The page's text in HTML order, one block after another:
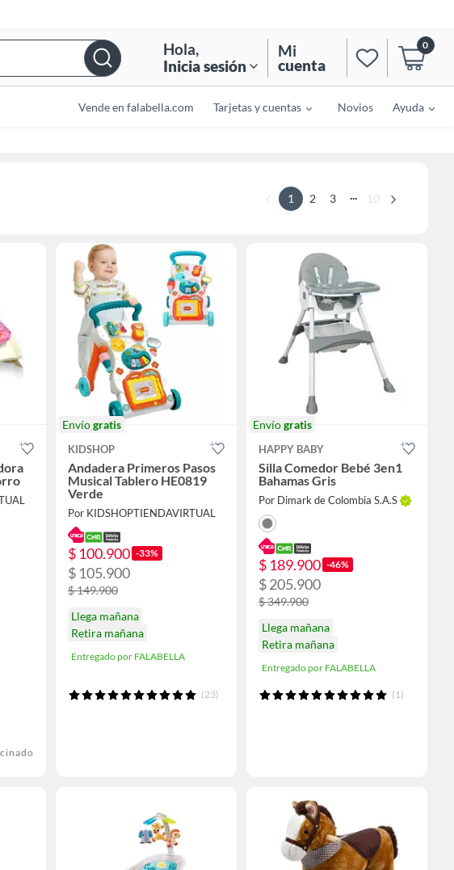
Hola,
Inicia sesión
Mi
cuenta
0
Vende en falabella.com Tarjetas y cuentas Novios Ayuda
1 2 3 ... 10
Envíogratis
KIDSHOP
Andadera Primeros Pasos
Musical Tablero HE0819
Verde
Por KIDSHOPTIENDAVIRTUAL
$ 100.900 -33%
$ 105.900
$ 149.900
Llega mañana
Retira mañana
Entregado por FALABELLA
(23)
Envíogratis
HAPPY BABY
Silla Comedor Bebé 3en1
Bahamas Gris
Por Dimark de Colombia S.A.S
$ 189.900 -46%
$ 205.900
$ 349.900
Llega mañana
Retira mañana
Entregado por FALABELLA
(1)